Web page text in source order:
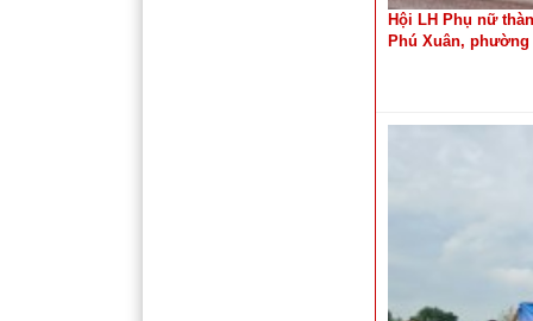
Hội LH Phụ nữ
Phú Xuân,